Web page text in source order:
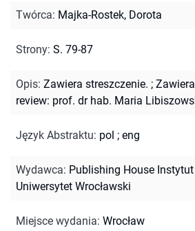
Twórca: Majka-Rostek, Dorota
Strony: S. 79-87
Opis: Zawiera streszczenie. ;
review: prof. dr hab. Maria
Język Abstraktu: pol ; eng
Wydawca: Publishing House
Uniwersytet Wrocławski
Miejsce wydania: Wrocław